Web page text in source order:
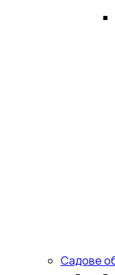
Садове